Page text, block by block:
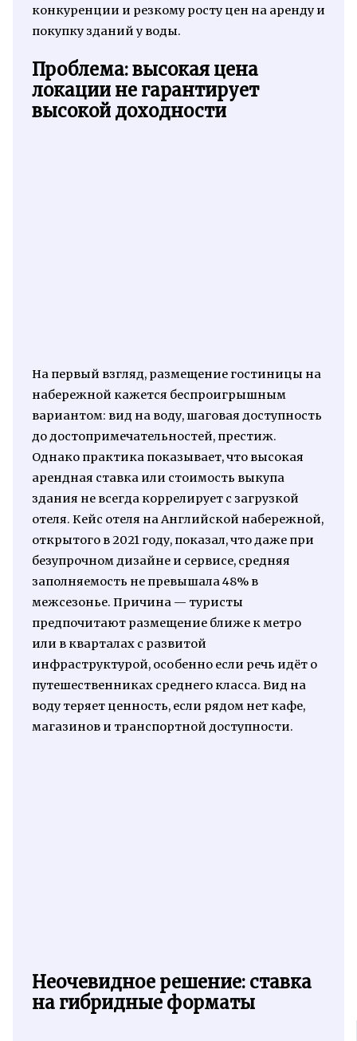
конкуренции и резкому росту цен на аренду и
покупку зданий у воды.
Проблема: высокая цена
локации не гарантирует
высокой доходности
На первый взгляд, размещение гостиницы на
набережной кажется беспроигрышным
вариантом: вид на воду, шаговая доступность
до достопримечательностей, престиж.
Однако практика показывает, что высокая
арендная ставка или стоимость выкупа
здания не всегда коррелирует с загрузкой
отеля. Кейс отеля на Английской набережной,
открытого в 2021 году, показал, что даже при
безупрочном дизайне и сервисе, средняя
заполняемость не превышала 48% в
межсезонье. Причина — туристы
предпочитают размещение ближе к метро
или в кварталах с развитой
инфраструктурой, особенно если речь идёт о
путешественниках среднего класса. Вид на
воду теряет ценность, если рядом нет кафе,
магазинов и транспортной доступности.
Неочевидное решение: ставка
на гибридные форматы